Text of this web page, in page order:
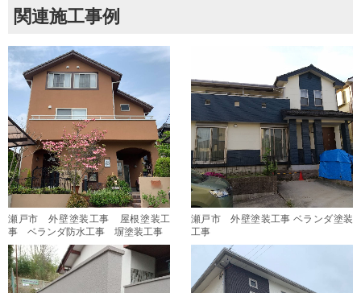
関連施工事例
瀬戸市 外壁塗装工事 屋根塗装工
事 ベランダ防水工事 塀塗装工事
瀬戸市 外壁塗装工事 ベランダ塗装
工事